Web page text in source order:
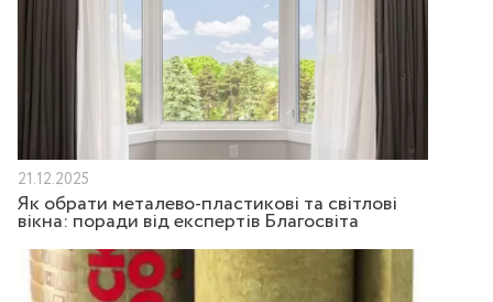
21.12.2025
Як обрати металево-пластикові та світлові
вікна: поради від експертів Благосвіта